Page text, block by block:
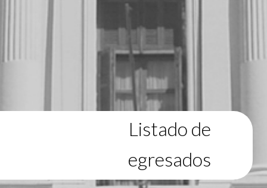
Listado de
egresados